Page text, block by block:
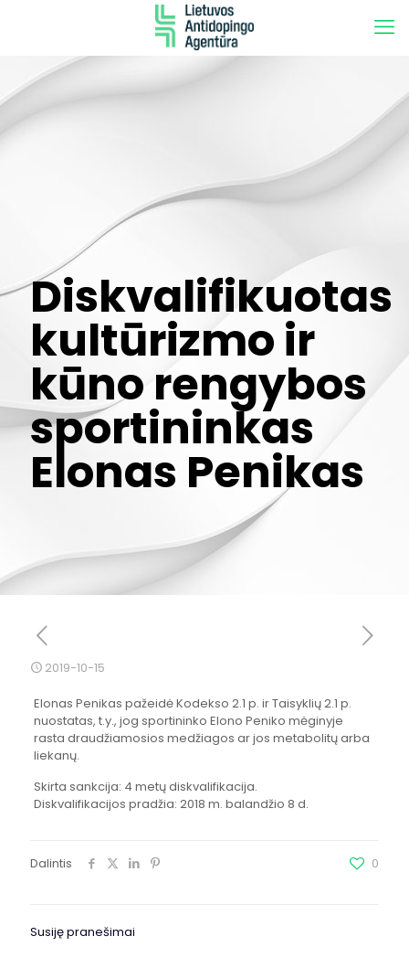
Diskvalifikuotas
kultūrizmo ir
kūno rengybos
sportininkas
Elonas Penikas
2019-10-15
Elonas Penikas pažeidė Kodekso 2.1 p. ir Taisyklių 2.1 p.
nuostatas, t.y., jog sportininko Elono Peniko mėginyje
rasta draudžiamosios medžiagos ar jos metabolitų arba
liekanų.
Skirta sankcija: 4 metų diskvalifikacija.
Diskvalifikacijos pradžia: 2018 m. balandžio 8 d.
Dalintis 0
Susiję pranešimai